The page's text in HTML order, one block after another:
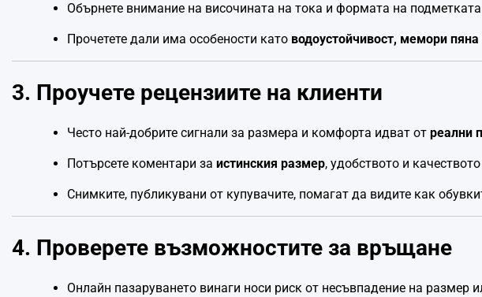
Обърнете внимание на височината на тока и формата на
Прочетете дали има особености като водоустойчивост, мемори
3. Проучете рецензиите на клиенти
Често най-добрите сигнали за размера и комфорта идват от реални
Потърсете коментари за истинския размер, удобството и
Снимките, публикувани от купувачите, помагат да видите как
4. Проверете възможностите за връщане
Онлайн пазаруването винаги носи риск от несъвпадение на размер